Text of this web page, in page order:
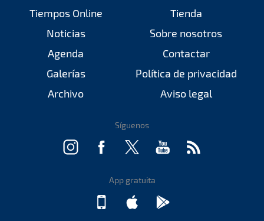
Tiempos Online
Noticias
Agenda
Galerías
Archivo
Tienda
Sobre nosotros
Contactar
Política de privacidad
Aviso legal
Síguenos
App gratuita